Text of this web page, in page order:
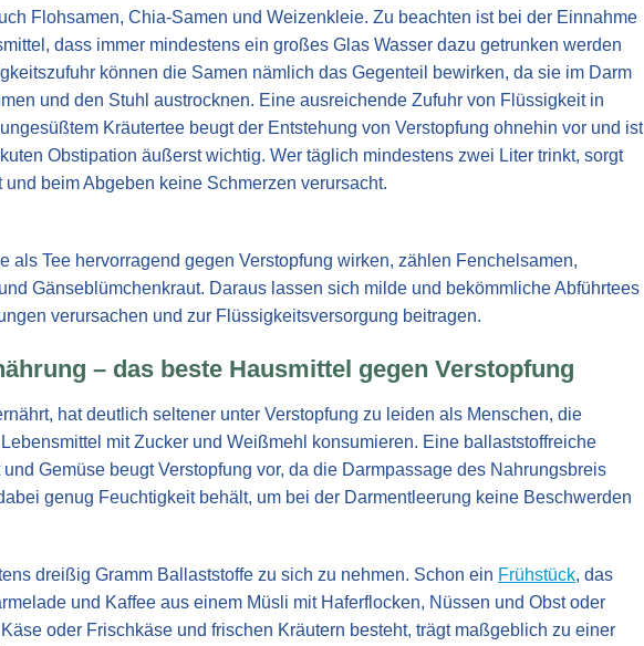
Flohsamen, Chia-Samen und Weizenkleie. Zu beachten ist bei der Einnahme
dass immer mindestens ein großes Glas Wasser dazu getrunken werden
können die Samen nämlich das Gegenteil bewirken, da sie im Darm
und den Stuhl austrocknen. Eine ausreichende Zufuhr von Flüssigkeit in
Kräutertee beugt der Entstehung von Verstopfung ohnehin vor und ist
Obstipation äußerst wichtig. Wer täglich mindestens zwei Liter trinkt, sorgt
beim Abgeben keine Schmerzen verursacht.
als Tee hervorragend gegen Verstopfung wirken, zählen Fenchelsamen,
Gänseblümchenkraut. Daraus lassen sich milde und bekömmliche Abführtees
verursachen und zur Flüssigkeitsversorgung beitragen.
– das beste Hausmittel gegen Verstopfung
hat deutlich seltener unter Verstopfung zu leiden als Menschen, die
mit Zucker und Weißmehl konsumieren. Eine ballaststoffreiche
Gemüse beugt Verstopfung vor, da die Darmpassage des Nahrungsbreis
genug Feuchtigkeit behält, um bei der Darmentleerung keine Beschwerden
dreißig Gramm Ballaststoffe zu sich zu nehmen. Schon ein Frühstück, das
und Kaffee aus einem Müsli mit Haferflocken, Nüssen und Obst oder
oder Frischkäse und frischen Kräutern besteht, trägt maßgeblich zu einer